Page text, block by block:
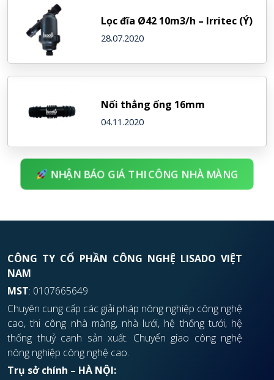
Lọc đĩa Ø42 10m3/h – Irritec (Ý)
28.07.2020
Nối thẳng ống 16mm
04.11.2020
NHẬN BÁO GIÁ THI CÔNG NHÀ MÀNG
CÔNG TY CỔ PHẦN CÔNG NGHỆ LISADO VIỆT
NAM
MST: 0107665649
Chuyên cung cấp các giải pháp nông nghiệp công nghệ
cao, thi công nhà màng, nhà lưới, hệ thống tưới, hệ
thống thuỷ canh sản xuất. Chuyển giao công nghệ
nông nghiệp công nghệ cao.
Trụ sở chính – HÀ NỘI: